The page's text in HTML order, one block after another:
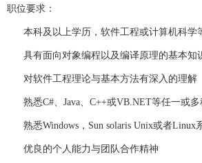
职位要求 ：
本科及以上学历，软件工程或计算机科学
具有面向对象编程以及编译原理的基本知
对软件工程理论与基本方法有深入的理解
熟悉C#、Java、C++或VB.NET等任一或多
熟悉Windows，Sun solaris Unix或者Linux
优良的个人能力与团队合作精神